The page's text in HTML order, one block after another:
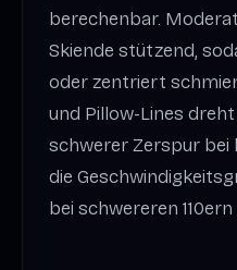
berechenbar.
Skiende stützend,
oder zentriert
und Pillow-Lines
schwerer Zerspur bei
die
bei schwereren